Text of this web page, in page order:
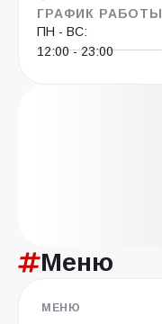
ГРАФИК РАБОТЫ
ПН - ВС:
12:00 - 23:00
Меню
МЕНЮ